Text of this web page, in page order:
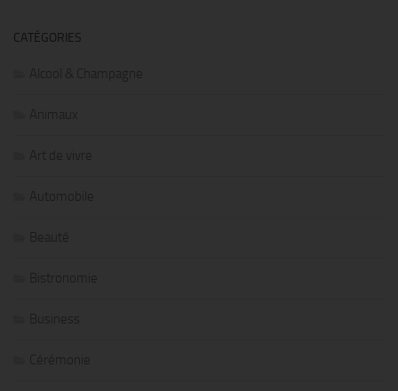
CATÉGORIES
Alcool & Champagne
Animaux
Art de vivre
Automobile
Beauté
Bistronomie
Business
Cérémonie